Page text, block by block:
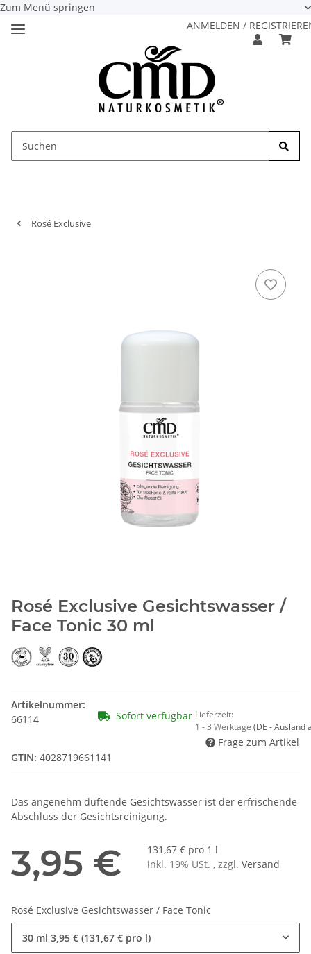
Zum Menü springen
ANMELDEN /
Rosé Exclusive
Rosé Exclusive Gesichtswasser /
Face Tonic 30 ml
Artikelnummer:
66114
Sofort verfügbar Lieferzeit:
1 - 3 Werktage (DE - Ausland
Frage zum Artikel
GTIN: 4028719661141
Das angenehm duftende Gesichtswasser ist der erfrischende
Abschluss der Gesichtsreinigung.
3,95 €
131,67 € pro 1 l
inkl. 19% USt. , zzgl. Versand
Rosé Exclusive Gesichtswasser / Face Tonic
30 ml 3,95 € (131,67 € pro l)